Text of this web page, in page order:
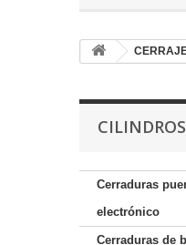
Cerraduras
electrónico
Cerraduras de